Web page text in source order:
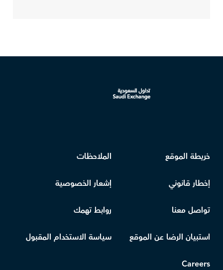
خريطة الموقع الملاحظات
إخطار قانوني إشعار الخصوصية
تواصل معنا روابط تهمك
استبيان الرضا عن الموقع سياسة الاستخدام المقبول
Careers